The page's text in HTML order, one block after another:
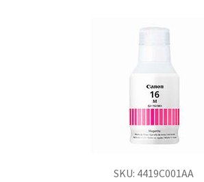
SKU: 4419C001AA